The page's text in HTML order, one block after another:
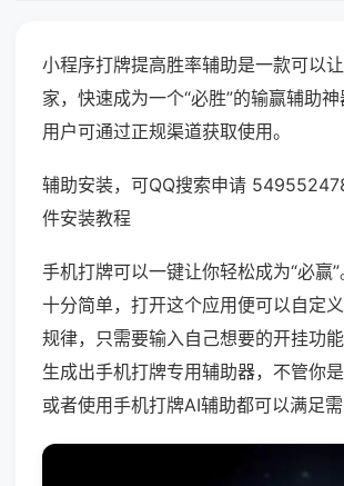
小程序打牌提高胜率辅助是一款可以
家，快速成为一个“必胜”的输赢辅助
用户可通过正规渠道获取使用。
辅助安装，可QQ搜索申请
件安装教程
手机打牌可以一键让你轻松成为“必赢
十分简单，打开这个应用便可以自定
规律，只需要输入自己想要的开挂功
生成出手机打牌专用辅助器，不管你
或者使用手机打牌AI辅助都可以满足需